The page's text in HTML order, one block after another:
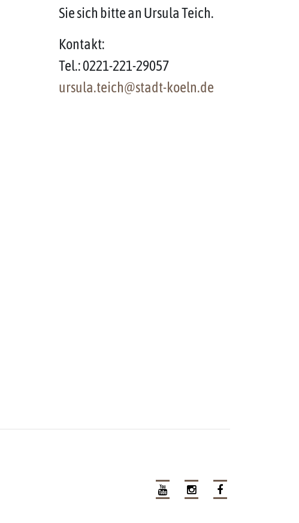
Sie sich bitte an Ursula Teich.
Kontakt:
Tel.: 0221-221-29057
ursula.teich@stadt-koeln.de